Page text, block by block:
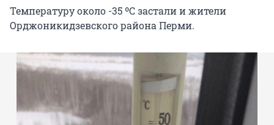
Температуру около -35 ºС застали и жители
Орджоникидзевского района Перми.